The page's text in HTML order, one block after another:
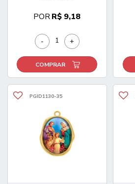
PORR$ 9,18
- +
COMPRAR
PGID1130-35